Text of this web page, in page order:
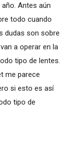
Antes aún
todo cuando
dudas son sobre
a operar en la
tipo de lentes.
me parece
si esto es así
tipo de